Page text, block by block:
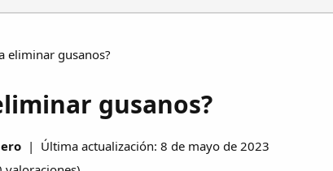
eliminar gusanos?
gusanos?
| Última actualización: 8 de mayo de 2023